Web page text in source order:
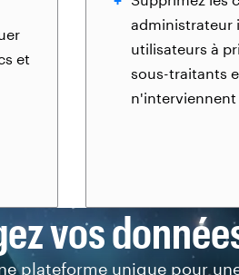
et
administrateur
utilisateurs à
sous-traitants
n'interviennent
vos
plateforme unique pour